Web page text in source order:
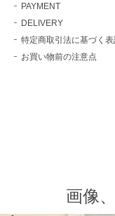
PAYMENT
DELIVERY
特定商取引法に基づく
お買い物前の注意点
画像